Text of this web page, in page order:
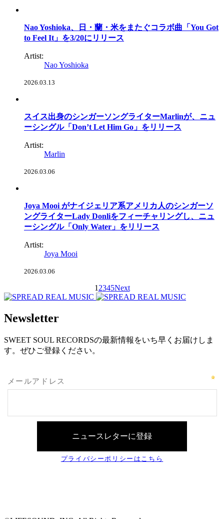
Nao Yoshioka、日・蘭・米をまたぐコラボ曲「You Got
to Feel It」を3/20にリリース
Artist:
Nao Yoshioka
2026.03.13
スイス出身のシンガーソングライターMarlinが、ニュ
ーシングル「Don’t Let Him Go」をリリース
Artist:
Marlin
2026.03.06
Joya Mooi がナイジェリア系アメリカ人のシンガーソ
ングライターLady Donliをフィーチャリングし、ニュ
ーシングル「Only Water」をリリース
Artist:
Joya Mooi
2026.03.06
12345Next
Newsletter
SWEET SOUL RECORDSの最新情報をいち早くお届けしま
す。ぜひご登録ください。